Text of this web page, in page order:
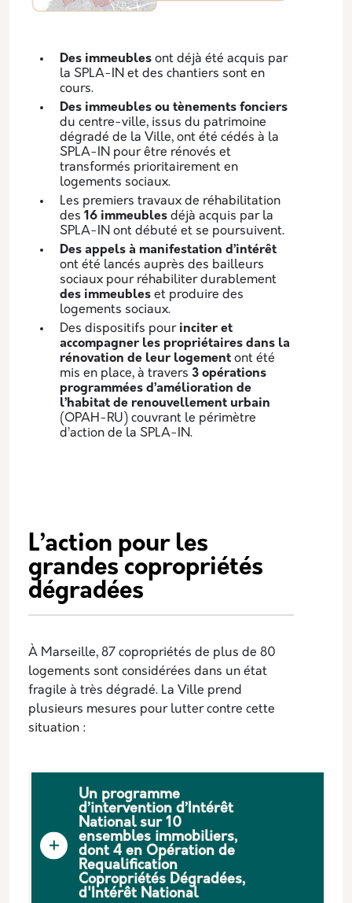
Des immeubles ont déjà été acquis par
la SPLA-IN et des chantiers sont en
cours.
Des immeubles ou tènements fonciers
du centre-ville, issus du patrimoine
dégradé de la Ville, ont été cédés à la
SPLA-IN pour être rénovés et
transformés prioritairement en
logements sociaux.
Les premiers travaux de réhabilitation
des 16 immeubles déjà acquis par la
SPLA-IN ont débuté et se poursuivent.
Des appels à manifestation d’intérêt
ont été lancés auprès des bailleurs
sociaux pour réhabiliter durablement
des immeubles et produire des
logements sociaux.
Des dispositifs pour inciter et
accompagner les propriétaires dans la
rénovation de leur logement ont été
mis en place, à travers 3 opérations
programmées d’amélioration de
l’habitat de renouvellement urbain
(OPAH-RU) couvrant le périmètre
d’action de la SPLA-IN.
L’action pour les
grandes copropriétés
dégradées
À Marseille, 87 copropriétés de plus de 80
logements sont considérées dans un état
fragile à très dégradé. La Ville prend
plusieurs mesures pour lutter contre cette
situation :
Un programme
d’intervention d’Intérêt
National sur 10
ensembles immobiliers,
dont 4 en Opération de
Requalification
Copropriétés Dégradées,
d'Intérêt National